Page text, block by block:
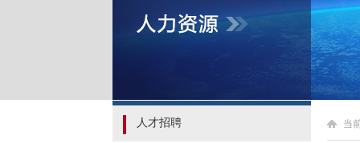
人才招聘 当